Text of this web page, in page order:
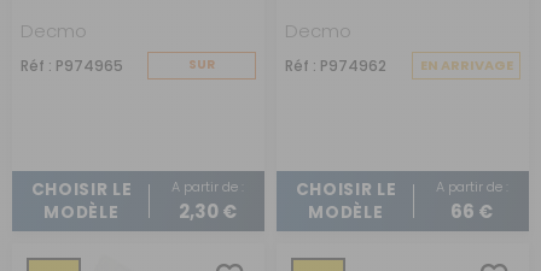
Decmo
Réf : P974965
SUR
CHOISIR LE
MODÈLE
A partir de :
2,30 €
Decmo
Réf : P974962 EN ARRIVAGE
CHOISIR LE
MODÈLE
A partir de :
66 €